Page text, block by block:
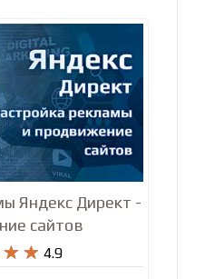
Яндекс Директ -
сайтов
 
  4.9